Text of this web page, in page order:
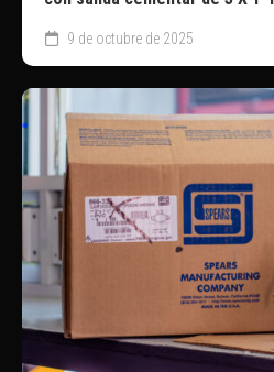
9 de octubre de 2025